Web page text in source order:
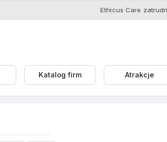
Katalog firm Atrakcje